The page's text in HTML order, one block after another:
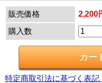
販売価格 2,200
購入数
特定商取引法に基づく表記